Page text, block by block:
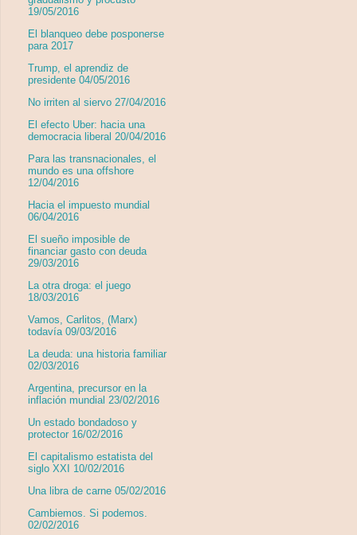
19/05/2016
El blanqueo debe posponerse
para 2017
Trump, el aprendiz de
presidente 04/05/2016
No irriten al siervo 27/04/2016
El efecto Uber: hacia una
democracia liberal 20/04/2016
Para las transnacionales, el
mundo es una offshore
12/04/2016
Hacia el impuesto mundial
06/04/2016
El sueño imposible de
financiar gasto con deuda
29/03/2016
La otra droga: el juego
18/03/2016
Vamos, Carlitos, (Marx)
todavía 09/03/2016
La deuda: una historia familiar
02/03/2016
Argentina, precursor en la
inflación mundial 23/02/2016
Un estado bondadoso y
protector 16/02/2016
El capitalismo estatista del
siglo XXI 10/02/2016
Una libra de carne 05/02/2016
Cambiemos. Si podemos.
02/02/2016